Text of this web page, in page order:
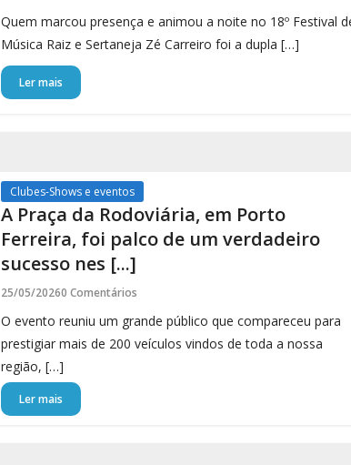
Quem marcou presença e animou a noite no 18º Festival
Música Raiz e Sertaneja Zé Carreiro foi a dupla […]
Ler mais
Clubes-Shows e eventos
A Praça da Rodoviária, em Porto
Ferreira, foi palco de um verdadeiro
sucesso nes [...]
25/05/20260 Comentários
O evento reuniu um grande público que compareceu para
prestigiar mais de 200 veículos vindos de toda a nossa
região, […]
Ler mais